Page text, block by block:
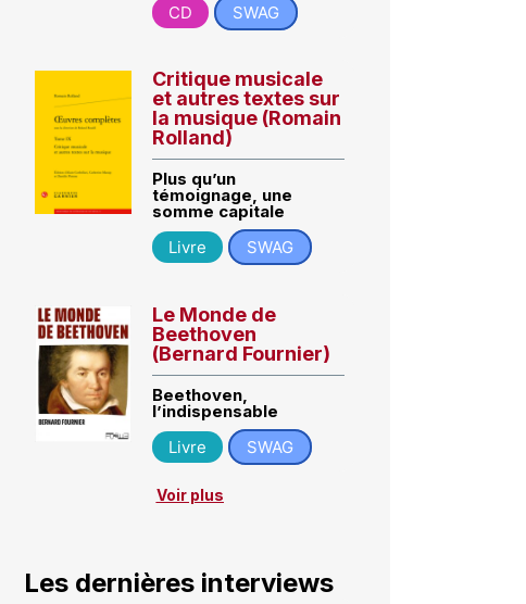
CD
SWAG
Critique musicale
et autres textes sur
la musique (Romain
Rolland)
Plus qu’un
témoignage, une
somme capitale
Livre
SWAG
Le Monde de
Beethoven
(Bernard Fournier)
Beethoven,
l’indispensable
Livre
SWAG
Voir plus
Les dernières interviews